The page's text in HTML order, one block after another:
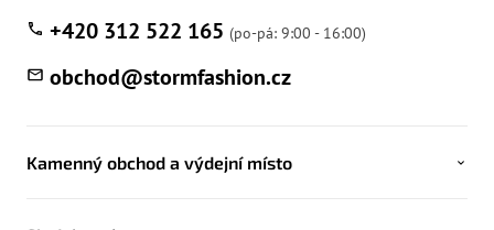
obchod@stormfashion.cz
+420 312 522 165
Kamenný obchod a výdejní místo